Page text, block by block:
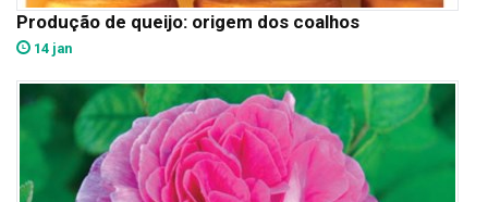
Produção de queijo: origem dos coalhos
14 jan